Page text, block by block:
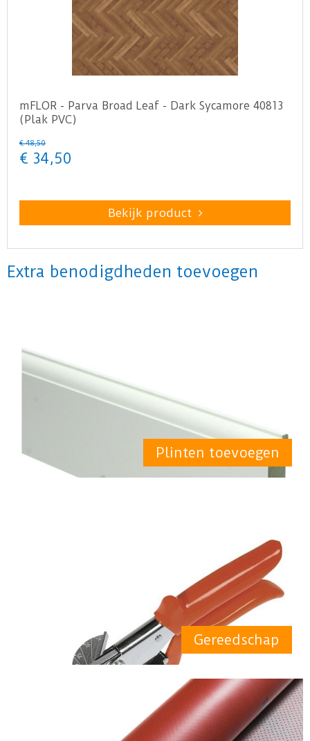
mFLOR - Parva Broad Leaf - Dark Sycamore 40813
(Plak PVC)
€ 48,50
€ 34,50
Bekijk product
Extra benodigdheden toevoegen
Plinten toevoegen
Gereedschap